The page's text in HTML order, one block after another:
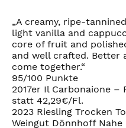
„A creamy, ripe-
light vanilla and
core of fruit and
and well crafted. Better
come together.“
95/100 Punkte
2017er Il Carbonaione
statt 42,29€/Fl.
2023 Riesling Trocken
Weingut Dönnhoff